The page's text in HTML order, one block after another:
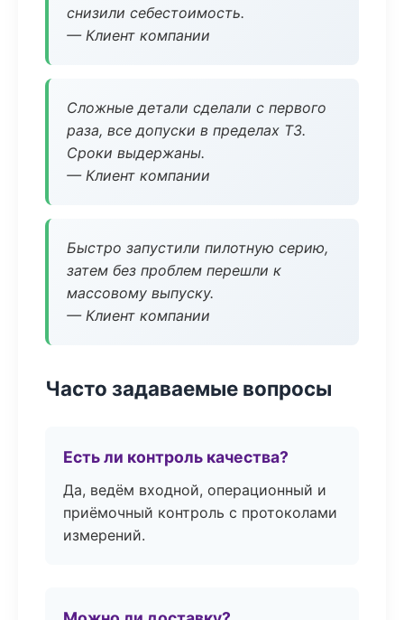
снизили себестоимость.
— Клиент компании
Сложные детали сделали с первого
раза, все допуски в пределах ТЗ.
Сроки выдержаны.
— Клиент компании
Быстро запустили пилотную серию,
затем без проблем перешли к
массовому выпуску.
— Клиент компании
Часто задаваемые вопросы
Есть ли контроль качества?
Да, ведём входной, операционный и
приёмочный контроль с протоколами
измерений.